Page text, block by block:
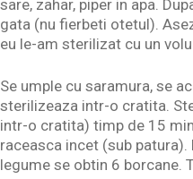
sare, zahar, piper in apa.
gata (nu fierbeti otetul).
eu le-am sterilizat cu un
Se umple cu saramura, se
sterilizeaza intr-o cratita.
intr-o cratita) timp de 15
raceasca incet (sub
legume se obtin 6 borcane.